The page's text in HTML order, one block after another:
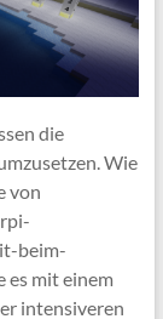
die
Wie
von
beim-
es mit einem
intensiveren